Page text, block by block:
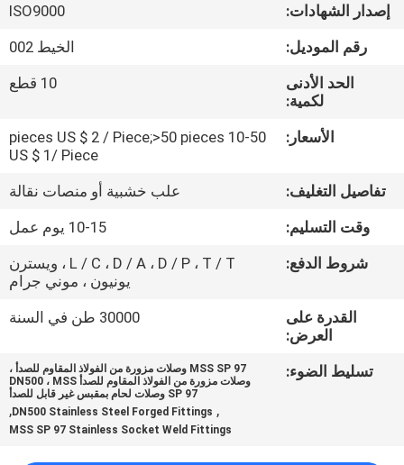
عرض
الواقع
الافتراضي
جولة
المعمل
الجودة
إصدار الشهادات:
ISO9000
رقم الموديل:
الخيط 002
الحد الأدنى
لكمية:
10 قطع
الأسعار:
10-50 pieces US $ 2 / Piece;>50 pieces
US $ 1/ Piece
تفاصيل التغليف:
علب خشبية أو منصات نقالة
وقت التسليم:
10-15 يوم عمل
شروط الدفع:
L / C ، D / A ، D / P ، T / T ، ويسترن
يونيون ، موني جرام
القدرة على
العرض:
30000 طن في السنة
تسليط الضوء:
MSS SP 97 وصلات مزورة من الفولاذ المقاوم للصدأ ،
وصلات مزورة من الفولاذ المقاوم للصدأ DN500 ، MSS
SP 97 وصلات لحام بمقبس غير قابل للصدأ
,
DN500 Stainless Steel Forged Fittings
,
MSS SP 97 Stainless Socket Weld Fittings